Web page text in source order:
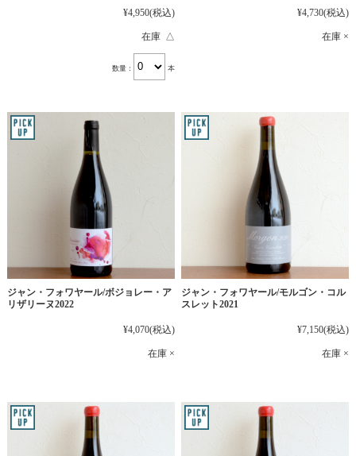
¥4,950(税込)
在庫 △
数量： 本
¥4,730(税込)
在庫 ×
ジャン・フォワヤール/ボジョレー・ア
リザリーヌ2022
¥4,070(税込)
在庫 ×
ジャン・フォワヤール/モルゴン・コル
スレット2021
¥7,150(税込)
在庫 ×